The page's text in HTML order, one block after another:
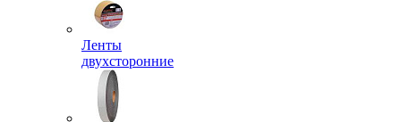
Ленты
двухсторонние